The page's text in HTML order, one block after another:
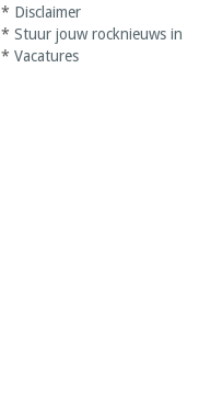
* Disclaimer
*Stuur jouw rocknieuws in
*Vacatures